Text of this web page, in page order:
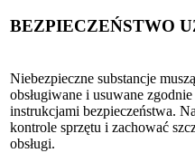
BEZPIECZEŃSTWO
Niebezpieczne substancje
obsługiwane i usuwane
instrukcjami bezpieczeństwa.
kontrole sprzętu i zachować
obsługi.